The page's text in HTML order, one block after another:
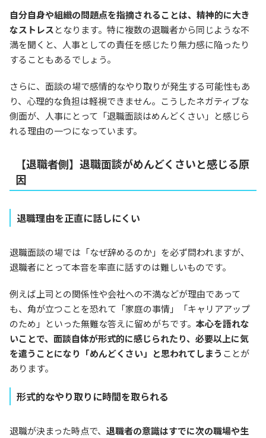
自分自身や組織の問題点を指摘されることは、精神的に大き
なストレスとなります。特に複数の退職者から同じような不
満を聞くと、人事としての責任を感じたり無力感に陥ったり
することもあるでしょう。
さらに、面談の場で感情的なやり取りが発生する可能性もあ
り、心理的な負担は軽視できません。こうしたネガティブな
側面が、人事にとって「退職面談はめんどくさい」と感じら
れる理由の一つになっています。
【退職者側】退職面談がめんどくさいと感じる原
因
退職理由を正直に話しにくい
退職面談の場では「なぜ辞めるのか」を必ず問われますが、
退職者にとって本音を率直に話すのは難しいものです。
例えば上司との関係性や会社への不満などが理由であって
も、角が立つことを恐れて「家庭の事情」「キャリアアップ
のため」といった無難な答えに留めがちです。 本心を語れな
いことで、面談自体が形式的に感じられたり、必要以上に気
を遣うことになり「めんどくさい」と思われてしまう ことが
あります。
形式的なやり取りに時間を取られる
退職が決まった時点で、 退職者の意識はすでに次の職場や生